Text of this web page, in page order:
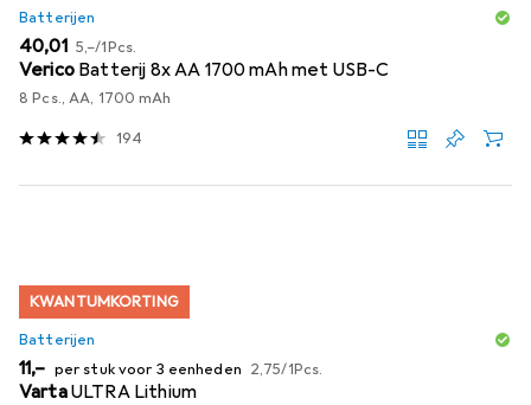
Batterijen
EUR
40,01 EUR
5,–/1Pcs.
Verico Batterij 8x AA 1700 mAh met USB-C
8 Pcs., AA, 1700 mAh
194
KWANTUMKORTING
Batterijen
EUR
11,– per stuk voor 3 eenheden EUR
2,75/1Pcs.
VartaULTRA Lithium